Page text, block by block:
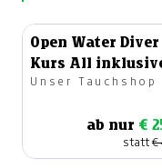
Open Water Diver
Kurs All
Unser Tauchshop
ab nur €
statt€